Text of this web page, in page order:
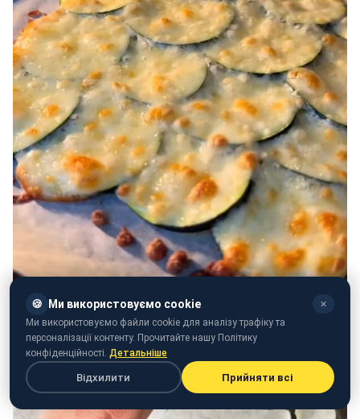
🍪 Ми використовуємо cookie ✕
Ми використовуємо файли cookie для аналізу трафіку та
персоналізації контенту. Прочитайте нашу Політику
конфіденційності. Детальніше
Відхилити Прийняти всі